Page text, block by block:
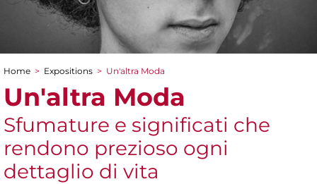
You are here
Home > Expositions > Un'altra Moda
Un'altra Moda
Sfumature e significati che
rendono prezioso ogni
dettaglio di vita